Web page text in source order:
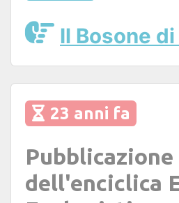
Il Bosone
23 anni fa
Pubblicazione
dell'enciclica